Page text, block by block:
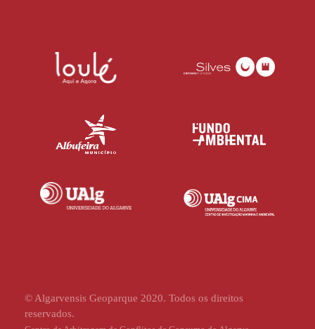
© Algarvensis Geoparque 2020. Todos os direitos
reservados.